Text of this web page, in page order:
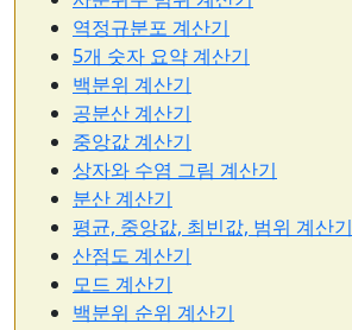
역정규분포 계산기
5개 숫자 요약 계산기
백분위 계산기
공분산 계산기
중앙값 계산기
상자와 수염 그림 계산기
분산 계산기
평균, 중앙값, 최빈값, 범위 계산기
산점도 계산기
모드 계산기
백분위 순위 계산기